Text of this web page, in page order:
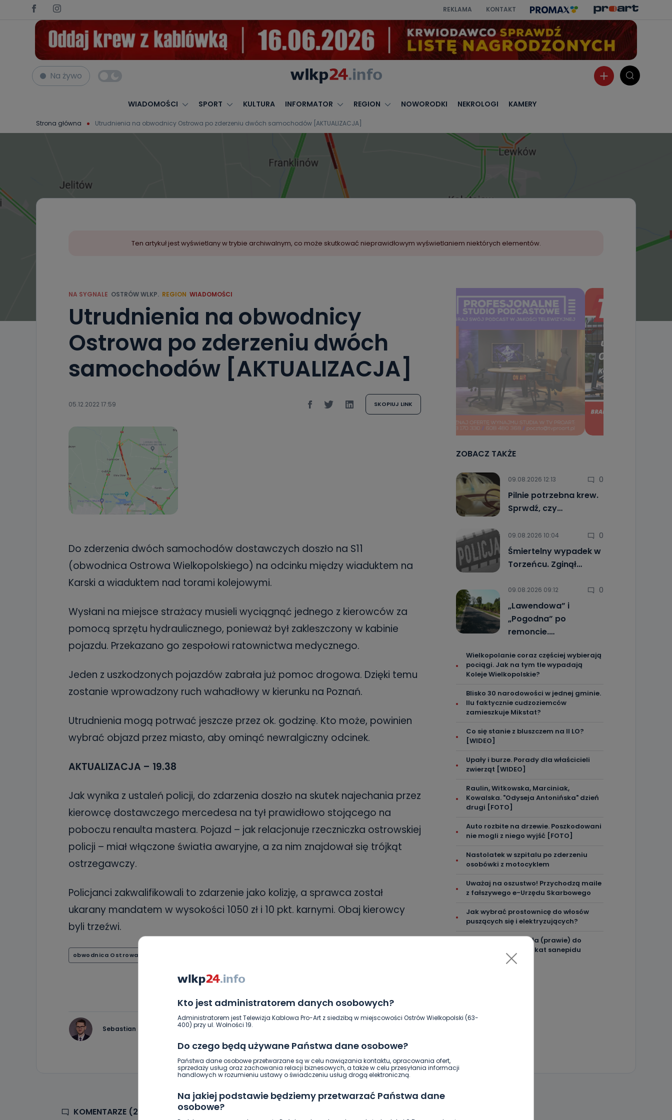
REKLAMA KONTAKT
Na żywo
WIADOMOŚCI SPORT KULTURA INFORMATOR REGION NOWORODKI NEKROLOGI KAMERY
Strona główna Utrudnienia na obwodnicy Ostrowa po zderzeniu dwóch samochodów [AKTUALIZACJA]
Kto jest administratorem danych osobowych?
Administratorem jest Telewizja Kablowa Pro-Art z siedzibą w miejscowości Ostrów Wielkopolski (63-
400) przy ul. Wolności 19.
Do czego będą używane Państwa dane osobowe?
Państwa dane osobowe przetwarzane są w celu nawiązania kontaktu, opracowania ofert,
sprzedaży usług oraz zachowania relacji biznesowych, a także w celu przesyłania informacji
handlowych w rozumieniu ustawy o świadczeniu usług drogą elektroniczną.
Na jakiej podstawie będziemy przetwarzać Państwa dane
osobowe?
Ten artykuł jest wyświetlany w trybie archiwalnym, co może skutkować nieprawidłowym wyświetlaniem niektórych elementów.
NA SYGNALE OSTRÓW WLKP. REGION WIADOMOŚCI
Utrudnienia na obwodnicy
Ostrowa po zderzeniu dwóch
samochodów [AKTUALIZACJA]
05.12.2022 17:59 SKOPIUJ LINK
Do zderzenia dwóch samochodów dostawczych doszło na S11
(obwodnica Ostrowa Wielkopolskiego) na odcinku między wiaduktem na
Karski a wiaduktem nad torami kolejowymi.
Wysłani na miejsce strażacy musieli wyciągnąć jednego z kierowców za
pomocą sprzętu hydraulicznego, ponieważ był zakleszczony w kabinie
pojazdu. Przekazano go zespołowi ratownictwa medycznego.
Jeden z uszkodzonych pojazdów zabrała już pomoc drogowa. Dzięki temu
zostanie wprowadzony ruch wahadłowy w kierunku na Poznań.
Utrudnienia mogą potrwać jeszcze przez ok. godzinę. Kto może, powinien
wybrać objazd przez miasto, aby ominąć newralgiczny odcinek.
AKTUALIZACJA – 19.38
Jak wynika z ustaleń policji, do zdarzenia doszło na skutek najechania przez
kierowcę dostawczego mercedesa na tył prawidłowo stojącego na
poboczu renaulta mastera. Pojazd – jak relacjonuje rzeczniczka ostrowskiej
policji – miał włączone światła awaryjne, a za nim znajdował się trójkąt
ostrzegawczy.
Policjanci zakwalifikowali to zdarzenie jako kolizję, a sprawca został
ukarany mandatem w wysokości 1050 zł i 10 pkt. karnymi. Obaj kierowcy
byli trzeźwi.
obwodnica Ostrowa
Sebastian Matyszczak
ZOBACZ TAKŻE
09.08.2026 12:13 0
Pilnie potrzebna krew.
Sprwdź, czy…
09.08.2026 10:04 0
Śmiertelny wypadek w
Torzeńcu. Zginął…
09.08.2026 09:12 0
„Lawendowa” i
„Pogodna” po
remoncie.…
Wielkopolanie coraz częściej wybierają
pociągi. Jak na tym tle wypadają
Koleje Wielkopolskie?
Blisko 30 narodowości w jednej gminie.
Ilu faktycznie cudzoziemców
zamieszkuje Mikstat?
Co się stanie z bluszczem na II LO?
[WIDEO]
Upały i burze. Porady dla właścicieli
zwierząt [WIDEO]
Raulin, Witkowska, Marciniak,
Kowalska. "Odyseja Antonińska" dzień
drugi [FOTO]
Auto rozbite na drzewie. Poszkodowani
nie mogli z niego wyjść [FOTO]
Nastolatek w szpitalu po zderzeniu
osobówki z motocyklem
Uważaj na oszustwo! Przychodzą maile
z fałszywego e-Urzędu Skarbowego
Jak wybrać prostownicę do włosów
puszących się i elektryzujących?
Jakość wody wróciła (prawie) do
normy. Jest komunikat sanepidu
KOMENTARZE (2)